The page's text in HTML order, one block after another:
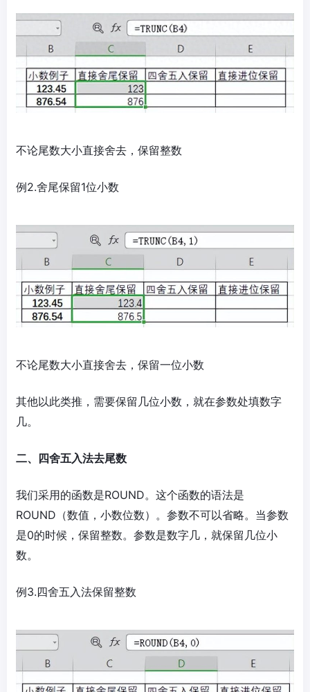
不论尾数大小直接舍去，保留整数
例2.舍尾保留1位小数
不论尾数大小直接舍去，保留一位小数
其他以此类推，需要保留几位小数，就在参数处填数字
几。
二、四舍五入法去尾数
我们采用的函数是ROUND。这个函数的语法是
ROUND（数值，小数位数）。参数不可以省略。当参数
是0的时候，保留整数。参数是数字几，就保留几位小
数。
例3.四舍五入法保留整数